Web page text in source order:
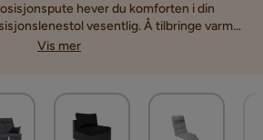
hever du komforten i din
vesentlig. Å tilbringe varme
er sann nytelse, og med en
et stort utvalg av sitteputer til din
blant flere ulike farger og stiler.
Vis mer